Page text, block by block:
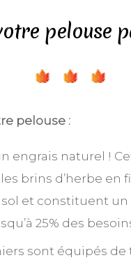
pelouse
pelouse :
engrais naturel !
brins d’herbe en
et constituent un
25% des
sont équipés de